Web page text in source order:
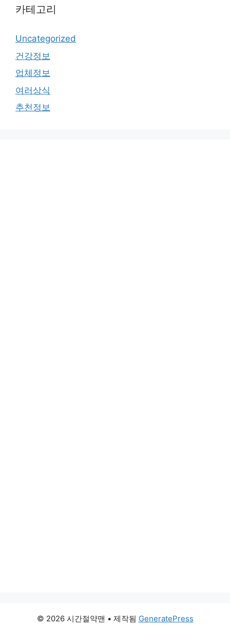
카테고리
Uncategorized
건강정보
업체정보
여러상식
추천정보
© 2026 시간절약맨 • 제작됨 GeneratePress